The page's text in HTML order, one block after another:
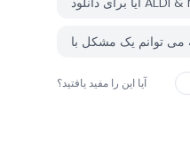
آیا این را مفید یافتید؟